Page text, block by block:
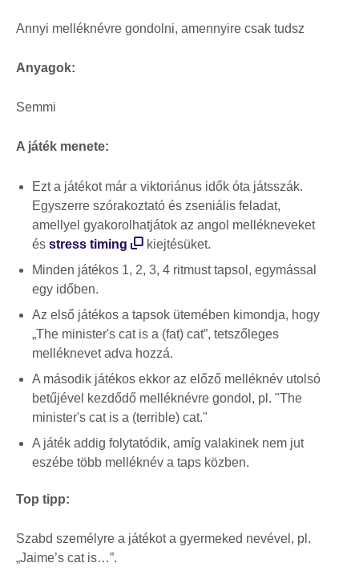
Annyi melléknévre gondolni, amennyire csak tudsz
Anyagok:
Semmi
A játék menete:
Ezt a játékot már a viktoriánus idők óta játsszák.
Egyszerre szórakoztató és zseniális feladat,
amellyel gyakorolhatjátok az angol mellékneveket
és stress timing
kiejtésüket.
Minden játékos 1, 2, 3, 4 ritmust tapsol, egymással
egy időben.
Az első játékos a tapsok ütemében kimondja, hogy
„The minister's cat is a (fat) cat”, tetszőleges
melléknevet adva hozzá.
A második játékos ekkor az előző melléknév utolsó
betűjével kezdődő melléknévre gondol, pl. "The
minister's cat is a (terrible) cat."
A játék addig folytatódik, amíg valakinek nem jut
eszébe több melléknév a taps közben.
Top tipp:
Szabd személyre a játékot a gyermeked nevével, pl.
„Jaime’s cat is…”.